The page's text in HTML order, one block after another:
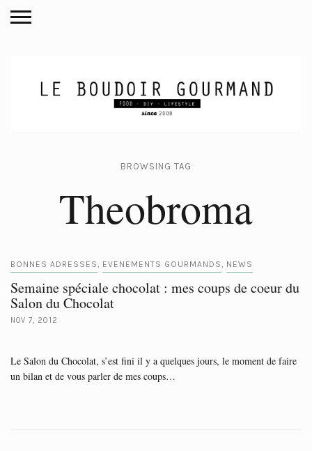
BROWSING TAG
Theobroma
BONNES ADRESSES, EVENEMENTS GOURMANDS, NEWS
Semaine spéciale chocolat : mes coups de coeur du
Salon du Chocolat
NOV 7, 2012
Le Salon du Chocolat, s’est fini il y a quelques jours, le moment de faire
un bilan et de vous parler de mes coups…